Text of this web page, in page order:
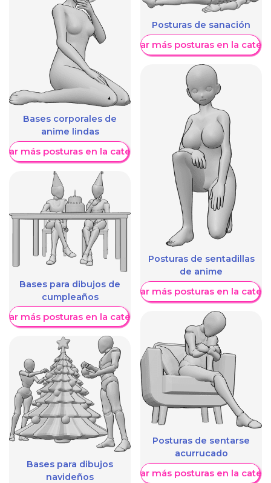
Bases corporales de
anime lindas
más posturas en la categoría
Bases para dibujos de
cumpleaños
más posturas en la categoría
Bases para dibujos
navideños
Posturas de sanación
Mostrar más posturas en la
Posturas de sentadillas
de anime
Mostrar más posturas en la
Posturas de sentarse
acurrucado
Mostrar más posturas en la